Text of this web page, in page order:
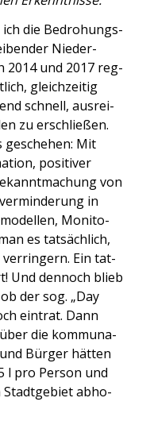
ich die Bedro­hungs­
Nie­der­
2014 und 2017 reg­
gleich­zei­tig
schnell, aus­rei­
zu erschlie­ßen.
Mit
posi­ti­ver
von
in
Moni­to­
es tat­säch­lich,
ver­rin­gern. Ein tat­
Und den­noch blieb
der sog. „Day
ein­trat. Dann
die kom­mu­na­
Bür­ger hät­ten
l pro Per­son und
Stadt­ge­biet abho­